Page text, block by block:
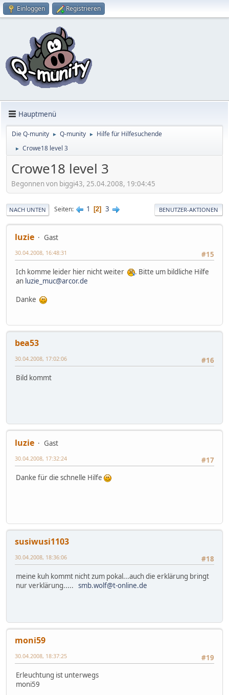
Einloggen Registrieren
Hauptmenü
Die Q-munity ► Q-munity ► Hilfe für Hilfesuchende
► Crowe18 level 3
Crowe18 level 3
Begonnen von biggi43, 25.04.2008, 19:04:45
NACH UNTEN Seiten 1 2 3 BENUTZER-AKTIONEN
luzie
Gast
#15
30.04.2008, 16:48:31
Ich komme leider hier nicht weiter
. Bitte um bildliche Hilfe
an luzie_muc@arcor.de
Danke
bea53
#16
30.04.2008, 17:02:06
Bild kommt
luzie
Gast
#17
30.04.2008, 17:32:24
Danke für die schnelle Hilfe
susiwusi1103
#18
30.04.2008, 18:36:06
meine kuh kommt nicht zum pokal...auch die erklärung bringt
nur verklärung..... smb.wolf@t-online.de
moni59
#19
30.04.2008, 18:37:25
Erleuchtung ist unterwegs
moni59